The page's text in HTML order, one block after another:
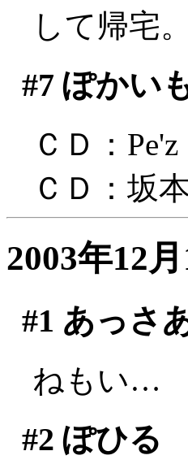
して帰宅。
#7 ぽかい
ＣＤ：Pe'z
ＣＤ：坂
2003年12
#1 あっさ
ねもい…
#2 ぽひる